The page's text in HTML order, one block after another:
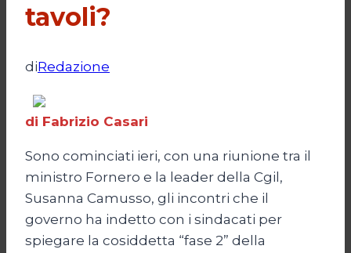
tavoli?
diRedazione
di Fabrizio Casari
Sono cominciati ieri, con una riunione tra il
ministro Fornero e la leader della Cgil,
Susanna Camusso, gli incontri che il
governo ha indetto con i sindacati per
spiegare la cosiddetta “fase 2” della